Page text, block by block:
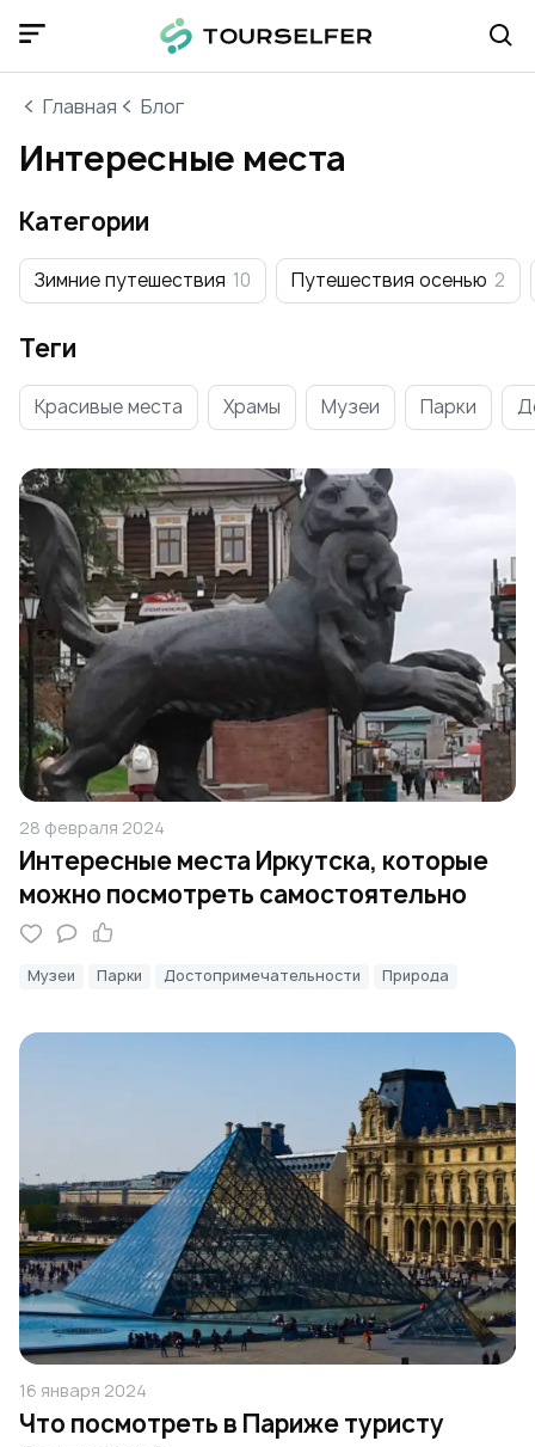
Главная Блог
Интересные места
28 февраля 2024
Интересные места Иркутска, которые
можно посмотреть самостоятельно
Музеи Парки Достопримечательности Природа
16 января 2024
Что посмотреть в Париже туристу
Категории
Зимние путешествия 10 Путешествия осенью 2
Теги
Красивые места Храмы Музеи Парки